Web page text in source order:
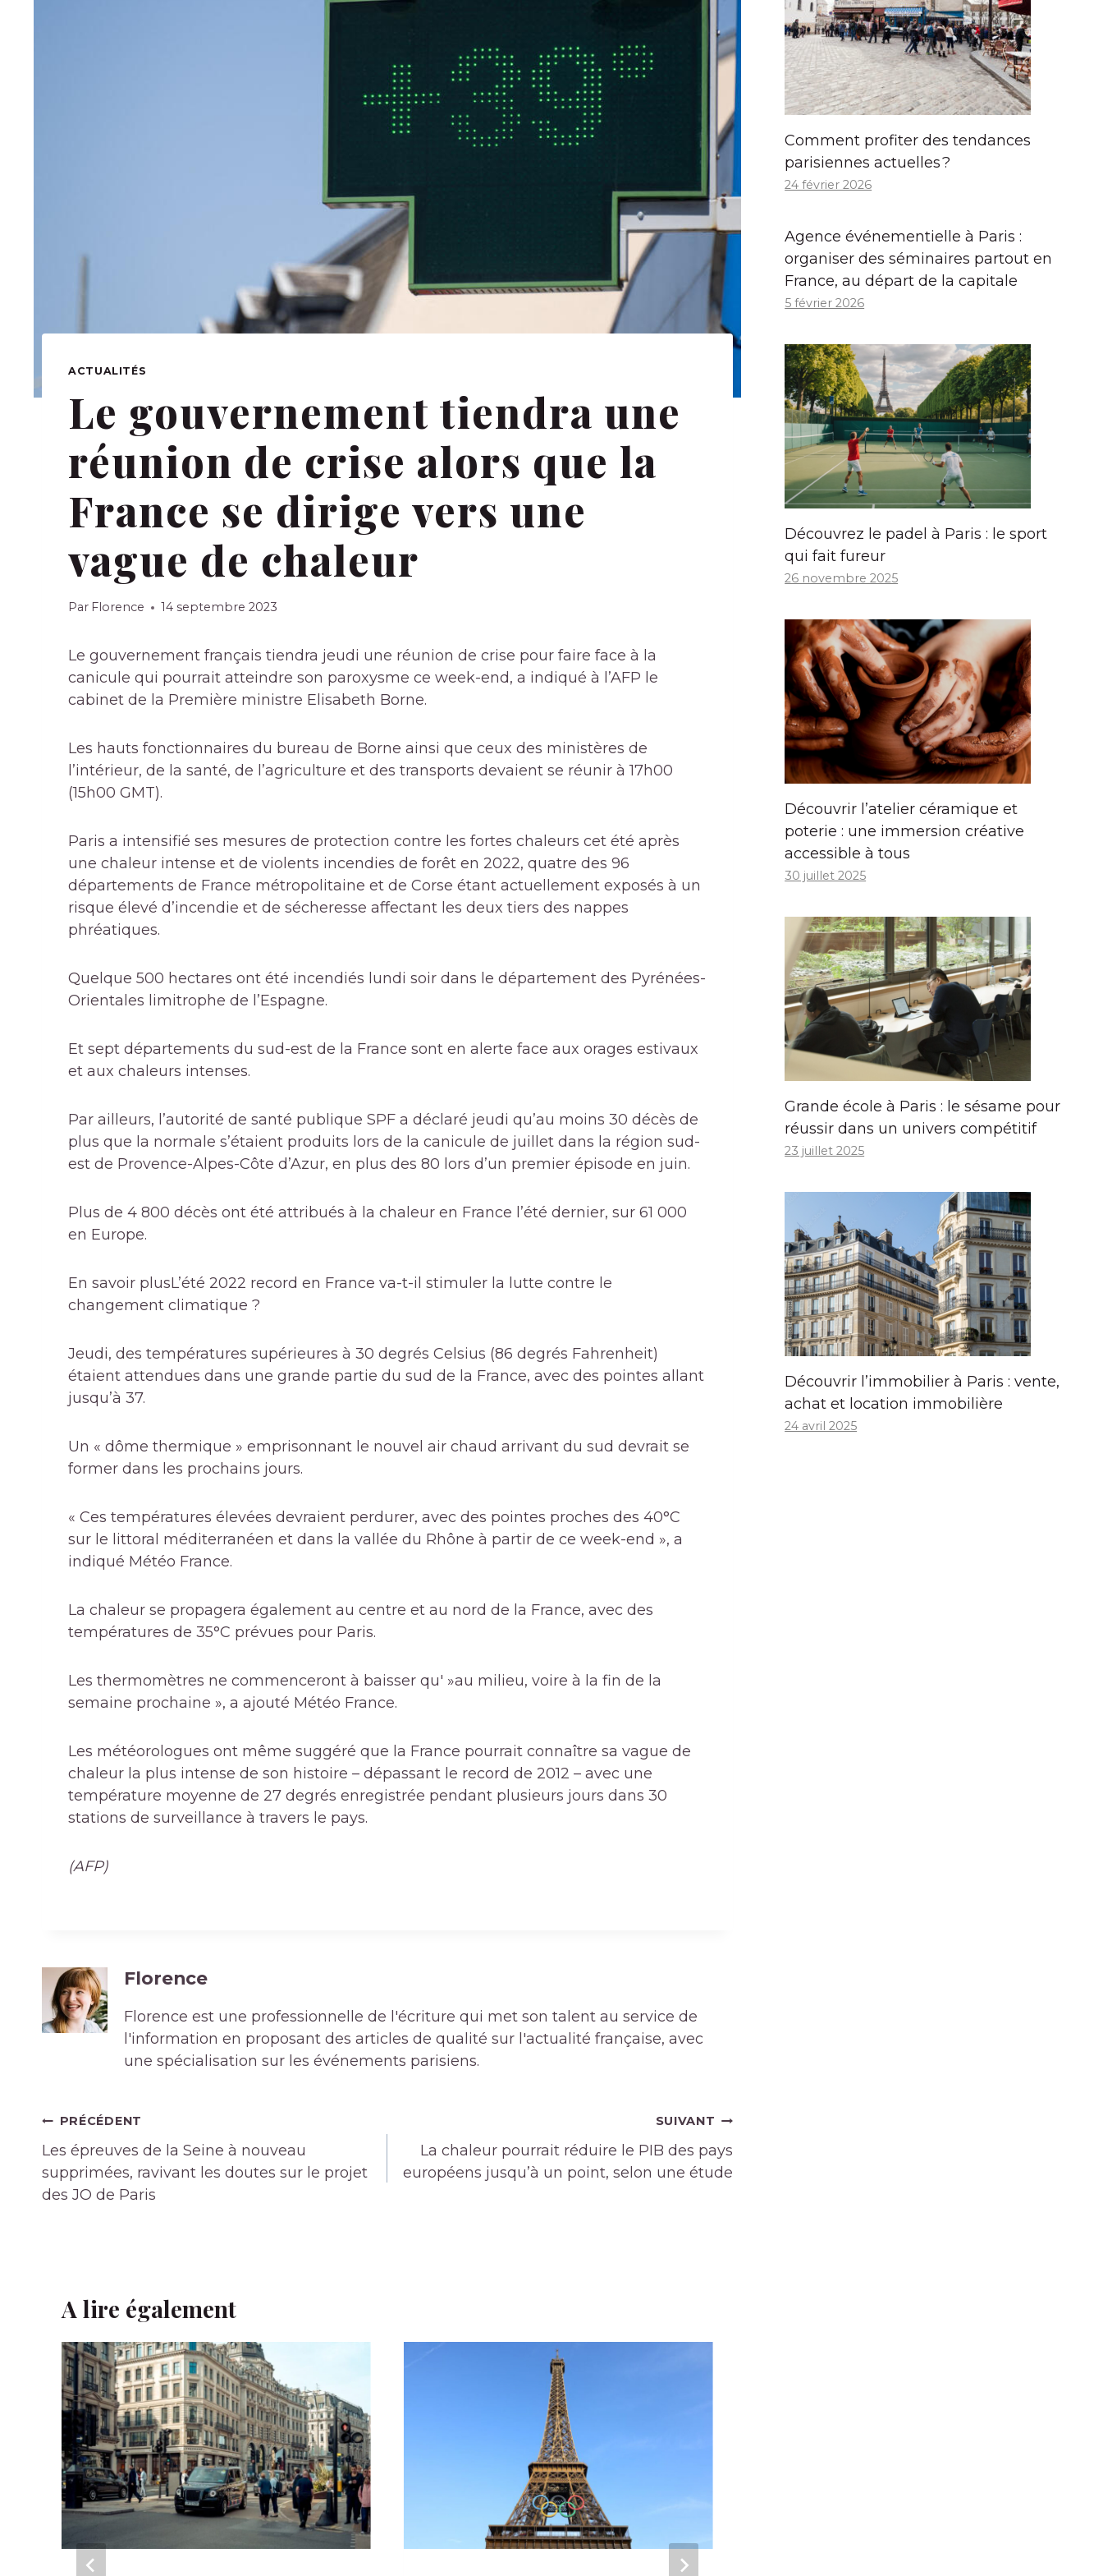
ACTUALITÉS
Le gouvernement tiendra une
réunion de crise alors que la
France se dirige vers une
vague de chaleur
Par Florence 14 septembre 2023
Le gouvernement français tiendra jeudi une réunion de crise pour faire face à la
canicule qui pourrait atteindre son paroxysme ce week-end, a indiqué à l’AFP le
cabinet de la Première ministre Elisabeth Borne.
Les hauts fonctionnaires du bureau de Borne ainsi que ceux des ministères de
l’intérieur, de la santé, de l’agriculture et des transports devaient se réunir à 17h00
(15h00 GMT).
Paris a intensifié ses mesures de protection contre les fortes chaleurs cet été après
une chaleur intense et de violents incendies de forêt en 2022, quatre des 96
départements de France métropolitaine et de Corse étant actuellement exposés à un
risque élevé d’incendie et de sécheresse affectant les deux tiers des nappes
phréatiques.
Quelque 500 hectares ont été incendiés lundi soir dans le département des Pyrénées-
Orientales limitrophe de l’Espagne.
Et sept départements du sud-est de la France sont en alerte face aux orages estivaux
et aux chaleurs intenses.
Par ailleurs, l’autorité de santé publique SPF a déclaré jeudi qu’au moins 30 décès de
plus que la normale s’étaient produits lors de la canicule de juillet dans la région sud-
est de Provence-Alpes-Côte d’Azur, en plus des 80 lors d’un premier épisode en juin.
Plus de 4 800 décès ont été attribués à la chaleur en France l’été dernier, sur 61 000
en Europe.
En savoir plusL’été 2022 record en France va-t-il stimuler la lutte contre le
changement climatique ?
Jeudi, des températures supérieures à 30 degrés Celsius (86 degrés Fahrenheit)
étaient attendues dans une grande partie du sud de la France, avec des pointes allant
jusqu’à 37.
Un « dôme thermique » emprisonnant le nouvel air chaud arrivant du sud devrait se
former dans les prochains jours.
« Ces températures élevées devraient perdurer, avec des pointes proches des 40°C
sur le littoral méditerranéen et dans la vallée du Rhône à partir de ce week-end », a
indiqué Météo France.
La chaleur se propagera également au centre et au nord de la France, avec des
températures de 35°C prévues pour Paris.
Les thermomètres ne commenceront à baisser qu' »au milieu, voire à la fin de la
semaine prochaine », a ajouté Météo France.
Les météorologues ont même suggéré que la France pourrait connaître sa vague de
chaleur la plus intense de son histoire – dépassant le record de 2012 – avec une
température moyenne de 27 degrés enregistrée pendant plusieurs jours dans 30
stations de surveillance à travers le pays.
(AFP)
Florence
Florence est une professionnelle de l'écriture qui met son talent au service de
l'information en proposant des articles de qualité sur l'actualité française, avec
une spécialisation sur les événements parisiens.
Navigation
de
l’article
PRÉCÉDENT
Les épreuves de la Seine à nouveau
supprimées, ravivant les doutes sur le projet
des JO de Paris
SUIVANT
La chaleur pourrait réduire le PIB des pays
européens jusqu’à un point, selon une étude
A lire également
Comment profiter des tendances
parisiennes actuelles ?
24 février 2026
Agence événementielle à Paris :
organiser des séminaires partout en
France, au départ de la capitale
5 février 2026
Découvrez le padel à Paris : le sport
qui fait fureur
26 novembre 2025
Découvrir l’atelier céramique et
poterie : une immersion créative
accessible à tous
30 juillet 2025
Grande école à Paris : le sésame pour
réussir dans un univers compétitif
23 juillet 2025
Découvrir l’immobilier à Paris : vente,
achat et location immobilière
24 avril 2025